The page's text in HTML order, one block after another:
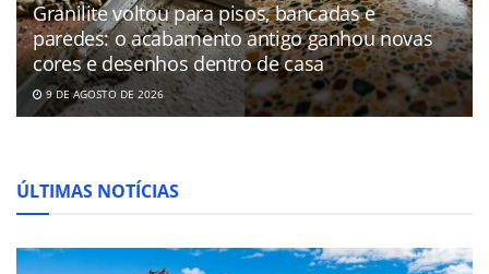
Granilite voltou para pisos, bancadas e
paredes: o acabamento antigo ganhou novas
cores e desenhos dentro de casa
9 DE AGOSTO DE 2026
ÚLTIMAS NOTÍCIAS